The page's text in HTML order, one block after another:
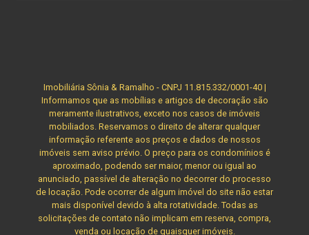
Imobiliária Sônia & Ramalho - CNPJ 11.815.332/0001-40 |
Informamos que as mobílias e artigos de decoração são
meramente ilustrativos, exceto nos casos de imóveis
mobiliados. Reservamos o direito de alterar qualquer
informação referente aos preços e dados de nossos
imóveis sem aviso prévio. O preço para os condomínios é
aproximado, podendo ser maior, menor ou igual ao
anunciado, passível de alteração no decorrer do processo
de locação. Pode ocorrer de algum imóvel do site não estar
mais disponível devido à alta rotatividade. Todas as
solicitações de contato não implicam em reserva, compra,
venda ou locação de quaisquer imóveis.